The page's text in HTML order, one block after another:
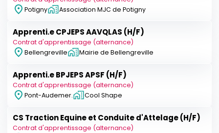
Potigny
Association MJC de Potigny
Apprenti.e CPJEPS AAVQLAS (H/F)
Contrat d'apprentissage (alternance)
Bellengreville
Mairie de Bellengreville
Apprenti.e BPJEPS APSF (H/F)
Contrat d'apprentissage (alternance)
Pont-Audemer.
Cool Shape
CS Traction Equine et Conduite d'Attelage (H/F)
Contrat d'apprentissage (alternance)